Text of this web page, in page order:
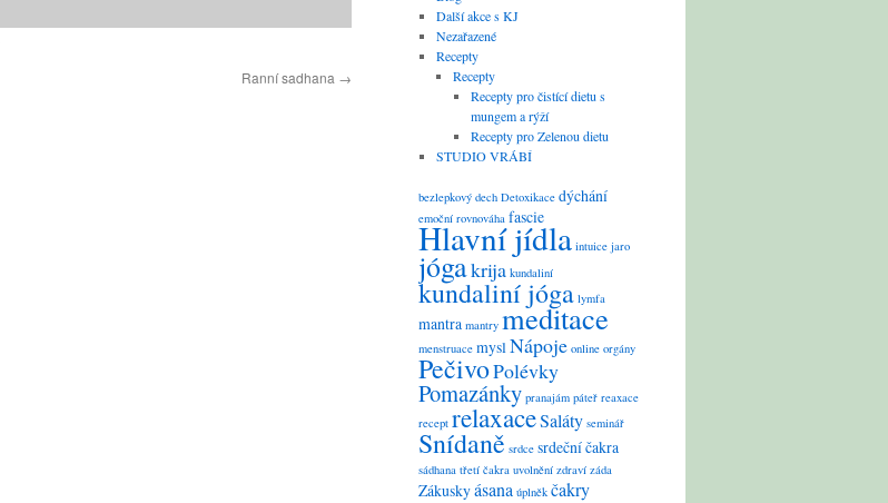
Ranní sadhana →
Další akce s KJ
Nezařazené
Recepty
Recepty
Recepty pro čistící dietu s
mungem a rýží
Recepty pro Zelenou dietu
STUDIO VRÁBÍ
bezlepkový dech Detoxikace dýchání
emoční rovnováha fascie
Hlavní jídla intuice jaro
jógakrija kundaliní
kundaliní jóga lymfa
mantra mantry meditace
menstruace myslNápoje online orgány
PečivoPolévky
Pomazánky pranajám páteř reaxace
recept relaxaceSaláty seminář
Snídaně srdce srdeční čakra
sádhana třetí čakra uvolnění zdraví záda
Zákuskyásana úplněk čakry